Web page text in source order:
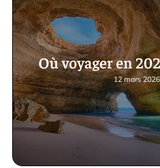
Où voyager en
12 mars 2026